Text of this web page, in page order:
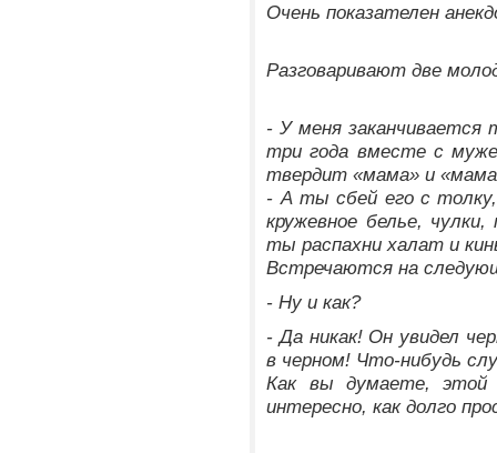
Очень показателен
Разговаривают две
- У меня заканчивается
три года вместе с
твердит «мама» и
- А ты сбей его с толку,
кружевное белье,
ты распахни халат и
Встречаются на
- Ну и как?
- Да никак! Он увидел
в черном! Что-нибудь
Как вы думаете, этой
интересно, как долго